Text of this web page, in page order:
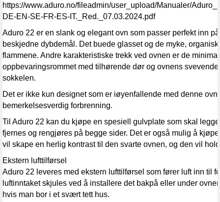
https://www.aduro.no/fileadmin/user_upload/Manualer/
DE-EN-SE-FR-ES-IT._Red._07.03.2024.pdf
Aduro 22 er en slank og elegant ovn som passer perfekt inn
beskjedne dybdemål. Det buede glasset og de myke,
flammene. Andre karakteristiske trekk ved ovnen er de
oppbevaringsrommet med tilhørende dør og ovnens
sokkelen.
Det er ikke kun designet som er iøyenfallende med denne
bemerkelsesverdig forbrenning.
Til Aduro 22 kan du kjøpe en spesiell gulvplate som skal
fjernes og rengjøres på begge sider. Det er også mulig å
vil skape en herlig kontrast til den svarte ovnen, og den vil
Ekstern lufttilførsel
Aduro 22 leveres med ekstern lufttilførsel som fører luft inn til
luftinntaket skjules ved å installere det bakpå eller under
hvis man bor i et svært tett hus.